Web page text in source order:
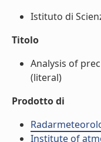
Istituto di
Titolo
Analysis of
(literal)
Prodotto di
Institute of